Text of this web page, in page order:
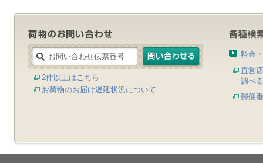
2件以上はこちら
お荷物のお届け遅延状況について
料金
直営
調べる
郵便